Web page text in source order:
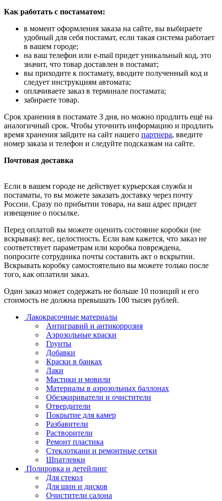
Как работать с постаматом:
в момент оформления заказа на сайте, вы выбираете
удобный для себя постамат, если такая система работает
в вашем городе;
на ваш телефон или e-mail придет уникальный код, это
значит, что товар доставлен в постамат;
вы приходите к постамату, вводите полученный код и
следует инструкциям автомата;
оплачиваете заказ в терминале постамата;
забираете товар.
Срок хранения в постамате 3 дня, но можно продлить ещё на
аналогичный срок. Чтобы уточнить информацию и продлить
время хранения зайдите на сайт нашего партнера, введите
номер заказа и телефон и следуйте подсказкам на сайте.
Почтовая доставка
Если в вашем городе не действует курьерская служба и
постаматы, то вы можете заказать доставку через почту
России. Сразу по прибытии товара, на ваш адрес придет
извещение о посылке.
Перед оплатой вы можете оценить состояние коробки (не
вскрывая): вес, целостность. Если вам кажется, что заказ не
соответствует параметрам или коробка повреждена,
попросите сотрудника почты составить акт о вскрытии.
Вскрывать коробку самостоятельно вы можете только после
того, как оплатили заказ.
Один заказ может содержать не больше 10 позиций и его
стоимость не должна превышать 100 тысяч рублей.
Лакокрасочные материалы
Антигравий и антикоррозия
Аэрозольные краски
Грунты
Добавки
Краски в банках
Лаки
Мастики и мовили
Материалы в аэрозольных баллонах
Обезжириватели и очистители
Отвердители
Покрытие для камер
Разбавители
Растворители
Ремонт пластика
Стеклоткани и ремонтные сетки
Шпатлевки
Полировка и детейлинг
Для стекол
Для шин и дисков
Очистители салона